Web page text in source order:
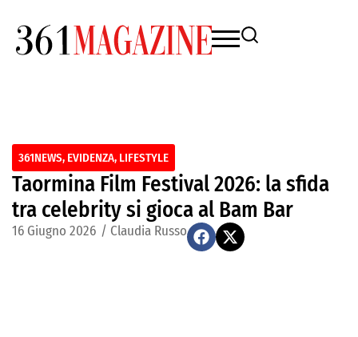
361NEWS, EVIDENZA, LIFESTYLE
Taormina Film Festival 2026: la sfida
tra celebrity si gioca al Bam Bar
16 Giugno 2026 / Claudia Russo